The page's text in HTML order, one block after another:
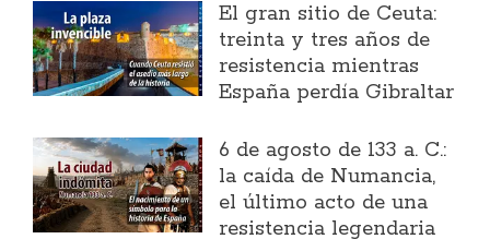
El gran sitio de Ceuta:
treinta y tres años de
resistencia mientras
España perdía Gibraltar
6 de agosto de 133 a. C.:
la caída de Numancia,
el último acto de una
resistencia legendaria